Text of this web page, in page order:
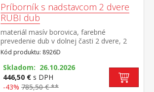
Príborník s nadstavcom 2 dvere
RUBI dub
materiál masív borovica, farebné
prevedenie dub v dolnej časti 2 dvere, 2
zásuvky s kovovými pojazdmi v hornej časti
dvoje presklené dvere
Kód produktu: 8926D
Skladom: 26.10.2026
446,50 € s DPH
-43% 785,50 € **